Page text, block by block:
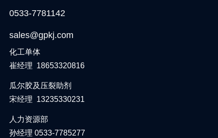
0533-7781142
sales@gpkj.com
化工单体
崔经理 18653320816
瓜尔胶及压裂助剂
宋经理 13235330231
人力资源部
孙经理 0533-7785277